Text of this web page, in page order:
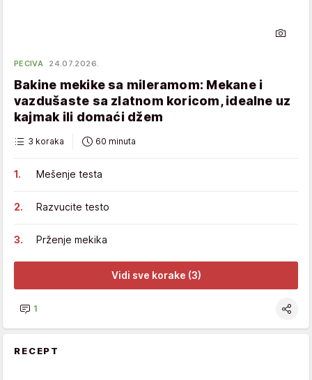
PECIVA 24.07.2026.
Bakine mekike sa mileramom: Mekane i
vazdušaste sa zlatnom koricom, idealne uz
kajmak ili domaći džem
3 koraka 60 minuta
Mešenje testa
Razvucite testo
Prženje mekika
Vidi sve korake (3)
1
RECEPT